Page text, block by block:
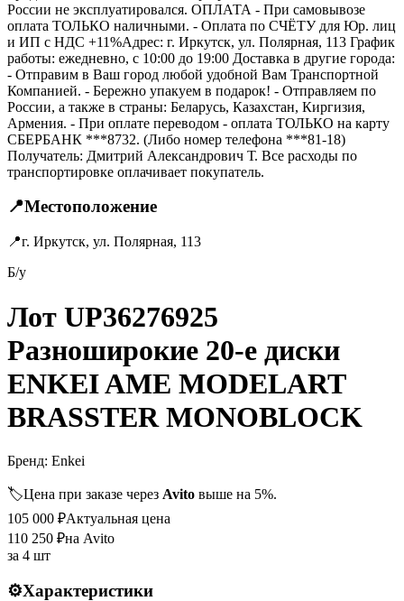
России не эксплуатировался. ОПЛАТА - При самовывозе
оплата ТОЛЬКО наличными. - Оплата по СЧЁТУ для Юр. лиц
и ИП с НДС +11%Адрес: г. Иркутск, ул. Полярная, 113 График
работы: ежедневно, с 10:00 до 19:00 Доставка в другие города:
- Отправим в Ваш город любой удобной Вам Транспортной
Компанией. - Бережно упакуем в подарок! - Отправляем по
России, а также в страны: Беларусь, Казахстан, Киргизия,
Армения. - При оплате переводом - оплата ТОЛЬКО на карту
СБЕРБАНК ***8732. (Либо номер телефона ***81-18)
Получатель: Дмитрий Александрович Т. Все расходы по
транспортировке оплачивает покупатель.
📍Местоположение
📍г. Иркутск, ул. Полярная, 113
Б/у
Лот UP36276925
Разноширокие 20-е диски
ENKEI AME MODELART
BRASSTER MONOBLOCK
Бренд: Enkei
🏷️Цена при заказе через Avito выше на 5%.
105 000 ₽Актуальная цена
110 250 ₽на Avito
за 4 шт
⚙️Характеристики